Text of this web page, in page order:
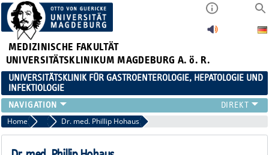
MEDIZINISCHE FAKULTÄT
UNIVERSITÄTSKLINIKUM MAGDEBURG A. ö. R.
UNIVERSITÄTSKLINIK FÜR GASTROENTEROLOGIE, HEPATOLOGIE UND
INFEKTIOLOGIE
TEAM
KLINIK
ZUWEISER
Home Assistenzärzt:innen
Dr. med. Phillip Hohaus